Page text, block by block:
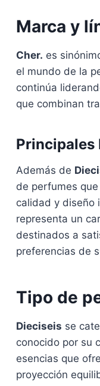
Marca y
Cher. es
el mundo de la
continúa
que combinan
Principales
Además de
de perfumes
calidad y diseño
representa un
destinados a
preferencias de
Tipo de
Dieciseis se
conocido por su
esencias que
proyección